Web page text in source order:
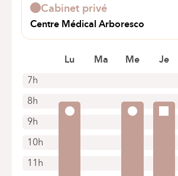
+32 474 43 83 66
Cabinet privé
Centre Médical Arboresco
Rue Général de Gaulle 3
Rendez-vous uniquement par téléphone
7h
8h
9h
10h
11h
Lu Ma Me Je